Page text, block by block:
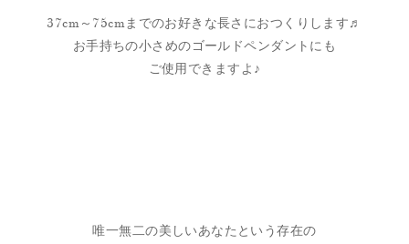
37cm～75cmまでのお好きな長さにおつくりします♬
お手持ちの小さめのゴールドペンダントにも
ご使用できますよ♪
唯一無二の美しいあなたという存在の